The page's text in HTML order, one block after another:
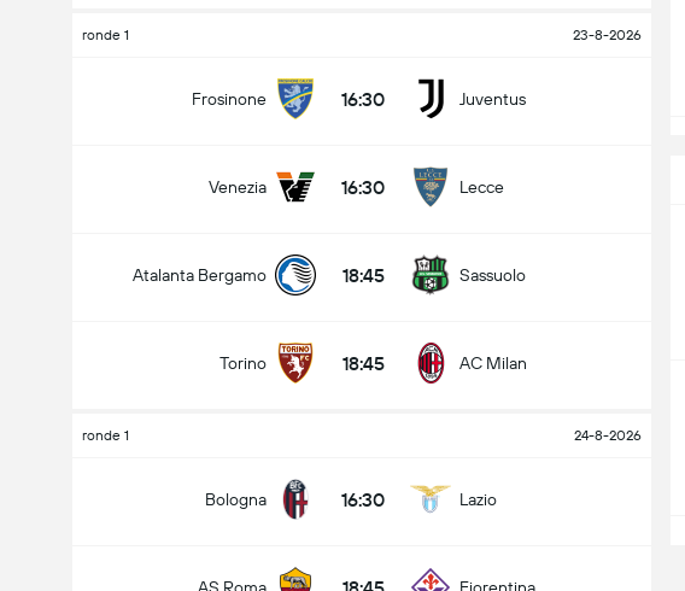
ronde 1 23-8-2026
Frosinone 16:30 Juventus
Venezia 16:30 Lecce
Atalanta Bergamo 18:45 Sassuolo
Torino 18:45 AC Milan
ronde 1 24-8-2026
Bologna 16:30 Lazio